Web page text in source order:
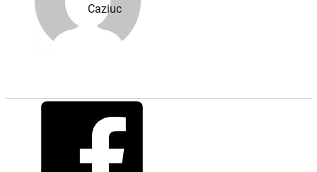
Caziuc